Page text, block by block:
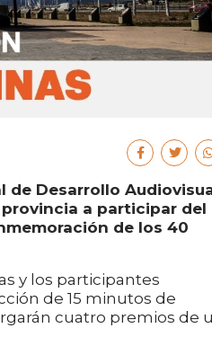
de Desarrollo
a participar del
de los 40
y los participantes
de 15 minutos de
cuatro premios de